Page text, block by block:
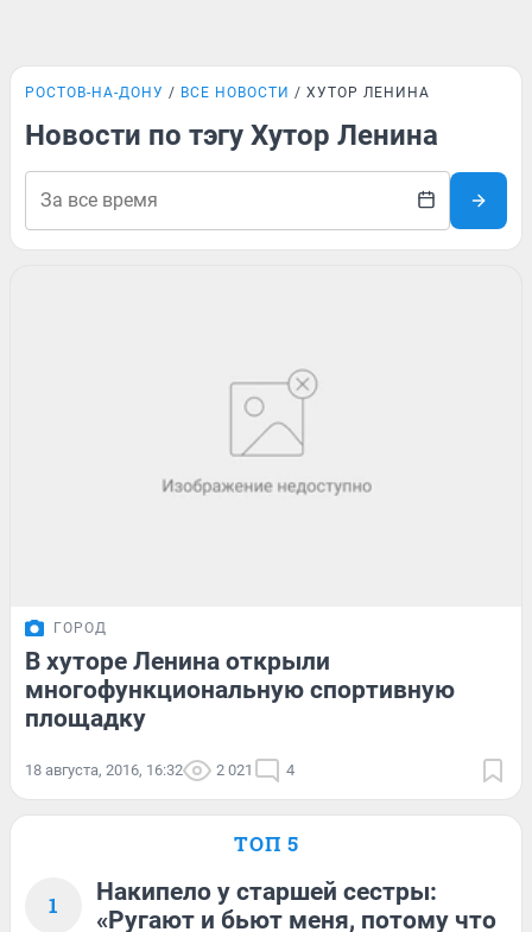
РОСТОВ-НА-ДОНУ ВСЕ НОВОСТИ ХУТОР ЛЕНИНА
Новости по тэгу Хутор Ленина
ГОРОД
В хуторе Ленина открыли
многофункциональную спортивную
площадку
18 августа, 2016, 16:32 2 021 4
ТОП 5
1
Накипело у старшей сестры:
«Ругают и бьют меня, потому что